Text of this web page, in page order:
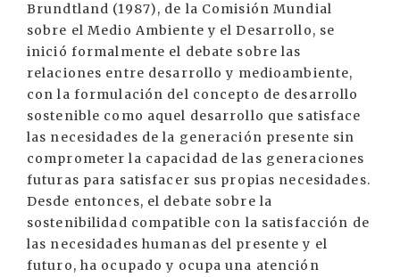
Brundtland (1987), de la Comisión Mundial
sobre el Medio Ambiente y el Desarrollo, se
inició formalmente el debate sobre las
relaciones entre desarrollo y medioambiente,
con la formulación del concepto de desarrollo
sostenible como aquel desarrollo que satisface
las necesidades de la generación presente sin
comprometer la capacidad de las generaciones
futuras para satisfacer sus propias necesidades.
Desde entonces, el debate sobre la
sostenibilidad compatible con la satisfacción de
las necesidades humanas del presente y el
futuro, ha ocupado y ocupa una atención